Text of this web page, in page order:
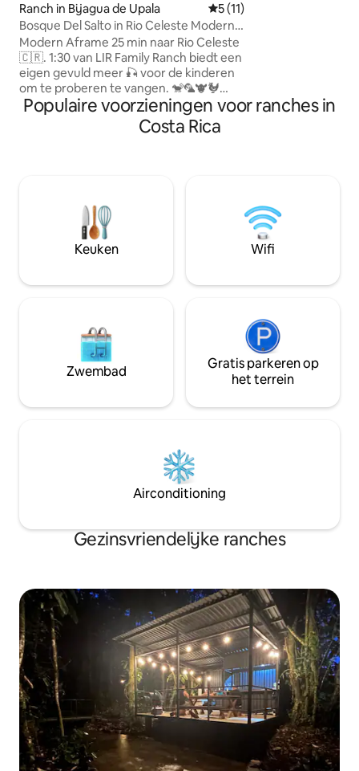
Ranch in Bijagua de Upala Gemiddelde beoordeling
5 (11)
Bosque Del Salto in Rio Celeste Modern
A-frame
Modern Aframe 25 min naar Rio Celeste
🇨🇷. 1:30 van LIR Family Ranch biedt een
eigen gevuld meer 🎣 voor de kinderen
om te proberen te vangen. 🐒🦜🐮🐓
Meer dan 4.000 gemarkeerde
wandeltochten door ons bos van
primaire jungle die leidt naar meer dan
en 4🌋. Onze Ranch is gecertificeerd
'Plastic Neutral' via onze alliantie met
Costa Rica Makes Me Happy.4
wielaandrijving is nodig om toegang te
paardrijden,
Populaire voorzieningen voor ranches in
Costa Rica
Keuken Wifi
Zwembad
Gratis parkeren op
het terrein
Airconditioning
Gezinsvriendelijke ranches